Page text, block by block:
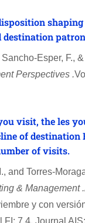
destination
Esper, F.,
Perspectives .
visit, the les
of destination
of visits.
and Torres-
& Management .
y con
7,4, Journal